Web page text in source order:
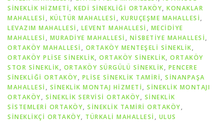
SINEKLIK HIZMETI, KEDI SINEKLIĞI ORTAKÖY, KONAKLAR
MAHALLESİ , KÜLTÜR MAHALLESİ , KURUÇEŞME MAHALLESİ,
LEVAZIM MAHALLESİ , LEVENT MAHALLESİ , MECİDİYE
MAHALLESİ , MURADİYE MAHALLESİ , NİSBETİYE MAHALLESİ,
ORTAKÖY MAHALLESİ , ORTAKÖY MENTEŞELI SINEKLIK,
ORTAKÖY PLISE SINEKLIK, ORTAKÖY SINEKLIK, ORTAKÖY
STOR SINEKLIK, ORTAKÖY SÜRGÜLÜ SINEKLIK, PENCERE
SINEKLIĞI ORTAKÖY, PLISE SINEKLIK TAMIRI, SİNANPAŞA
MAHALLESİ , SINEKLIK MONTAJ HIZMETI, SINEKLIK MONTAJI
ORTAKÖY, SINEKLIK SERVISI ORTAKÖY, SINEKLIK
SISTEMLERI ORTAKÖY, SINEKLIK TAMIRI ORTAKÖY,
SINEKLIKÇI ORTAKÖY, TÜRKALİ MAHALLESİ , ULUS